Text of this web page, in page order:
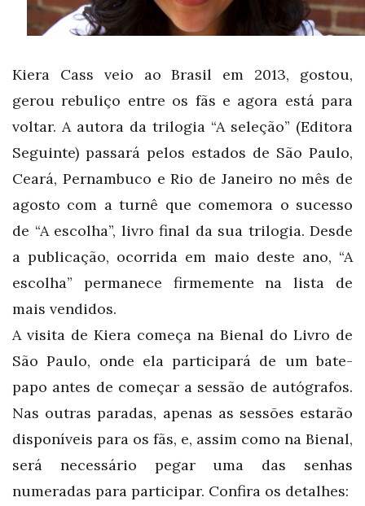
Kiera Cass veio ao Brasil em 2013, gostou,
gerou rebuliço entre os fãs e agora está para
voltar. A autora da trilogia “A seleção” (Editora
Seguinte) passará pelos estados de São Paulo,
Ceará, Pernambuco e Rio de Janeiro no mês de
agosto com a turnê que comemora o sucesso
de “A escolha”, livro final da sua trilogia. Desde
a publicação, ocorrida em maio deste ano, “A
escolha” permanece firmemente na lista de
mais vendidos.
A visita de Kiera começa na Bienal do Livro de
São Paulo, onde ela participará de um bate-
papo antes de começar a sessão de autógrafos.
Nas outras paradas, apenas as sessões estarão
disponíveis para os fãs, e, assim como na Bienal,
será necessário pegar uma das senhas
numeradas para participar. Confira os detalhes: